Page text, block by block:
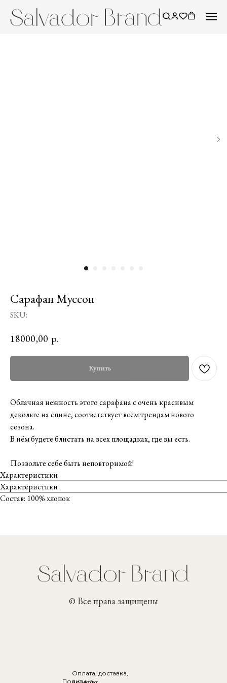
Сарафан Муссон
SKU:
18000,00 р.
Купить
Облачная нежность этого сарафана с очень красивым
декольте на спине, соответствует всем трендам нового
сезона.
В нём будете блистать на всех площадках, где вы есть.
Позвольте себе быть неповторимой!
Характеристики
Характеристики
Состав: 100% хлопок
© Все права защищены
Политика
Оплата, доставка,